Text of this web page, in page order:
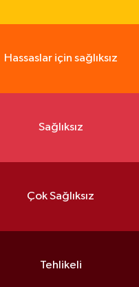
Hassaslar için sağlıksız
Sağlıksız
Çok Sağlıksız
Tehlikeli